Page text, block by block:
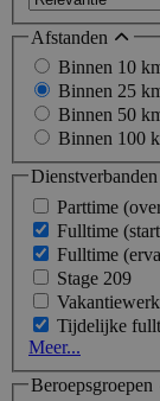
Afstanden
Binnen 10
Binnen 25
Binnen 50
Binnen 100
Dienstverbanden
Parttime
Fulltime
Fulltime
Stage 209
Vakantiewerk
Tijdelijke
Meer...
Beroepsgroepen